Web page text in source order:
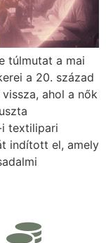
túlmutat a mai
a 20. század
ahol a nők
i textilipari
indított el, amely